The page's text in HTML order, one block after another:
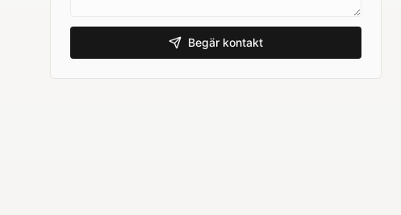
Begär kontakt